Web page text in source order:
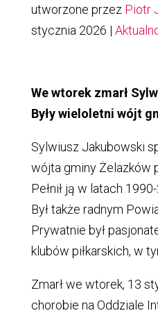
utworzone przez Piotr
stycznia 2026 |
We wtorek zmarł
Były wieloletni wójt
Sylwiusz Jakubowski
wójta gminy Żelazków
Pełnił ją w latach
Był także radnym
Prywatnie był
klubów piłkarskich, w
Zmarł we wtorek, 13
chorobie na Oddziale